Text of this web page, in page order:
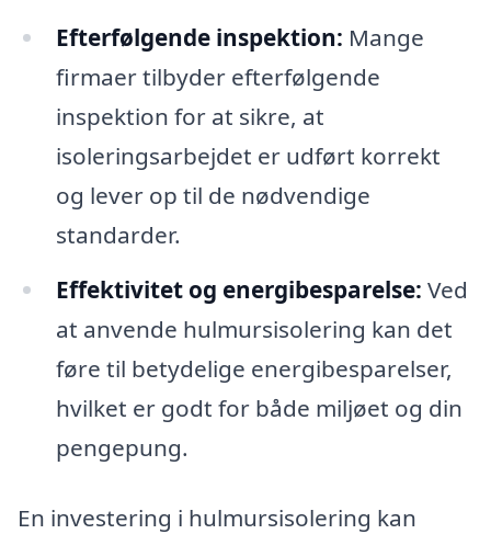
Efterfølgende inspektion: Mange
firmaer tilbyder efterfølgende
inspektion for at sikre, at
isoleringsarbejdet er udført korrekt
og lever op til de nødvendige
standarder.
Effektivitet og energibesparelse: Ved
at anvende hulmursisolering kan det
føre til betydelige energibesparelser,
hvilket er godt for både miljøet og din
pengepung.
En investering i hulmursisolering kan